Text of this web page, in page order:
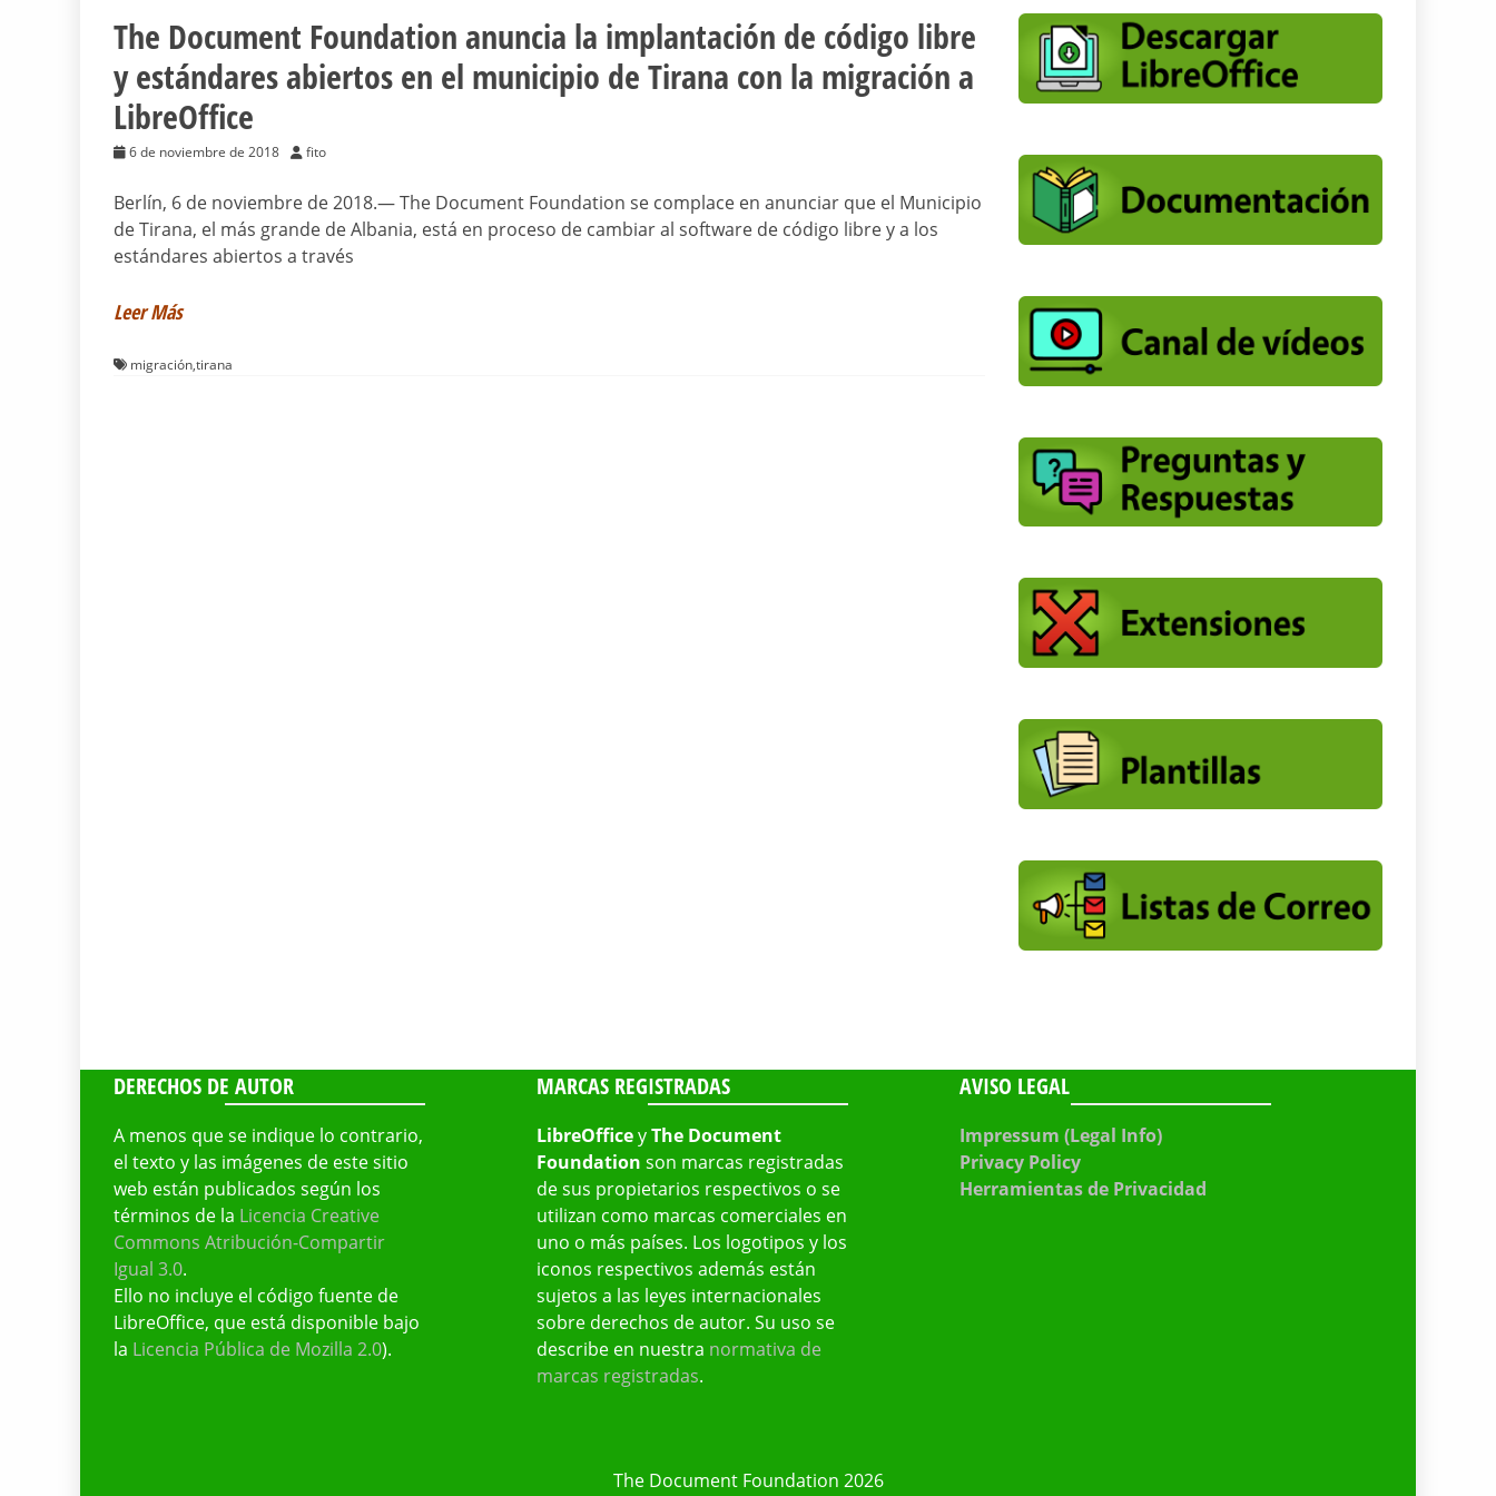
The Document Foundation anuncia la implantación de código libre
y estándares abiertos en el municipio de Tirana con la migración a
LibreOffice
6 de noviembre de 2018 fito
Berlín, 6 de noviembre de 2018.— The Document Foundation se complace en anunciar que el Municipio
de Tirana, el más grande de Albania, está en proceso de cambiar al software de código libre y a los
estándares abiertos a través
Leer Más
migración,tirana
DERECHOS DE AUTOR
A menos que se indique lo contrario,
el texto y las imágenes de este sitio
web están publicados según los
términos de la Licencia Creative
Commons Atribución-Compartir
Igual 3.0.
Ello no incluye el código fuente de
LibreOffice, que está disponible bajo
la Licencia Pública de Mozilla 2.0).
MARCAS REGISTRADAS
LibreOfficeyThe Document
Foundation son marcas registradas
de sus propietarios respectivos o se
utilizan como marcas comerciales en
uno o más países. Los logotipos y los
iconos respectivos además están
sujetos a las leyes internacionales
sobre derechos de autor. Su uso se
describe en nuestra normativa de
marcas registradas.
AVISO LEGAL
Impressum (Legal Info)
Privacy Policy
Herramientas de Privacidad
The Document Foundation 2026